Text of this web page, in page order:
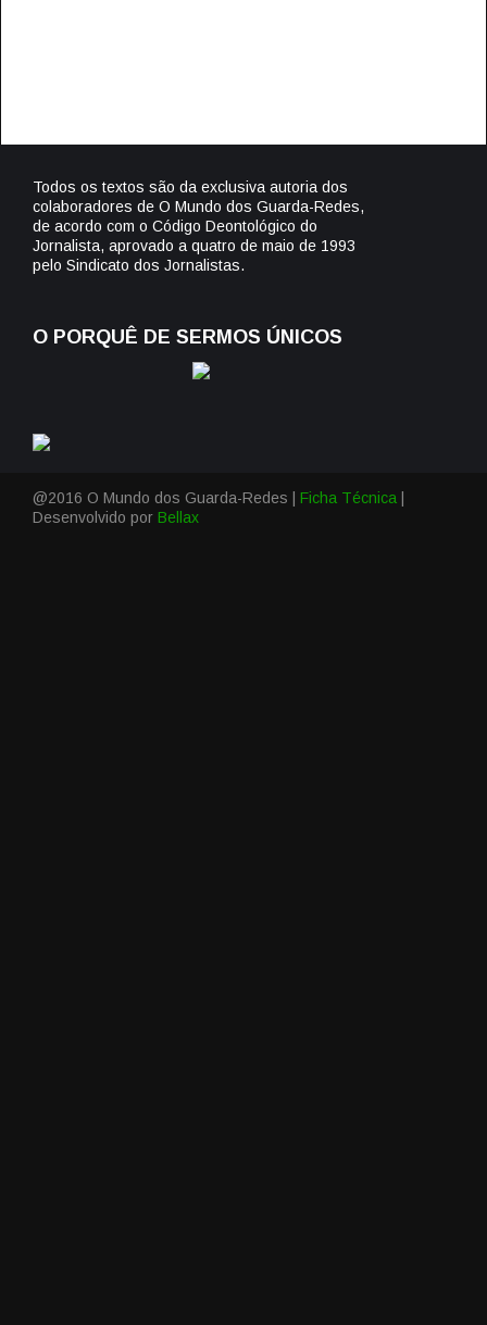
Todos os textos são da exclusiva autoria dos
colaboradores de O Mundo dos Guarda-Redes,
de acordo com o Código Deontológico do
Jornalista, aprovado a quatro de maio de 1993
pelo Sindicato dos Jornalistas.
O PORQUÊ DE SERMOS ÚNICOS
@2016 O Mundo dos Guarda-Redes | Ficha Técnica
Desenvolvido por Bellax